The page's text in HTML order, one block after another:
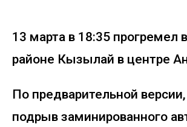
13 марта в 18:35 прогремел
районе Кызылай в центре
По предварительной
подрыв заминированного